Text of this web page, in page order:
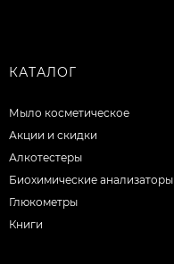
КАТАЛОГ
Мыло косметическое
Акции и скидки
Алкотестеры
Биохимические анализаторы
Глюкометры
Книги